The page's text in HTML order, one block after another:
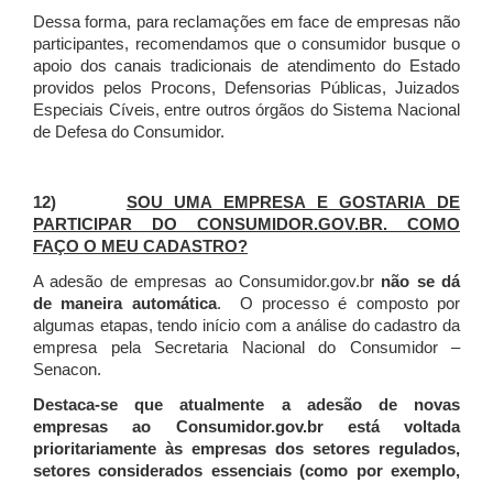
Dessa forma, para reclamações em face de empresas não
participantes, recomendamos que o consumidor busque o
apoio dos canais tradicionais de atendimento do Estado
providos pelos Procons, Defensorias Públicas, Juizados
Especiais Cíveis, entre outros órgãos do Sistema Nacional
de Defesa do Consumidor.
12) SOU UMA EMPRESA E GOSTARIA DE
PARTICIPAR DO CONSUMIDOR.GOV.BR. COMO
FAÇO O MEU CADASTRO?
A adesão de empresas ao Consumidor.gov.br não se dá
de maneira automática. O processo é composto por
algumas etapas, tendo início com a análise do cadastro da
empresa pela Secretaria Nacional do Consumidor –
Senacon.
Destaca-se que atualmente a adesão de novas
empresas ao Consumidor.gov.br está voltada
prioritariamente às empresas dos setores regulados,
setores considerados essenciais (como por exemplo,